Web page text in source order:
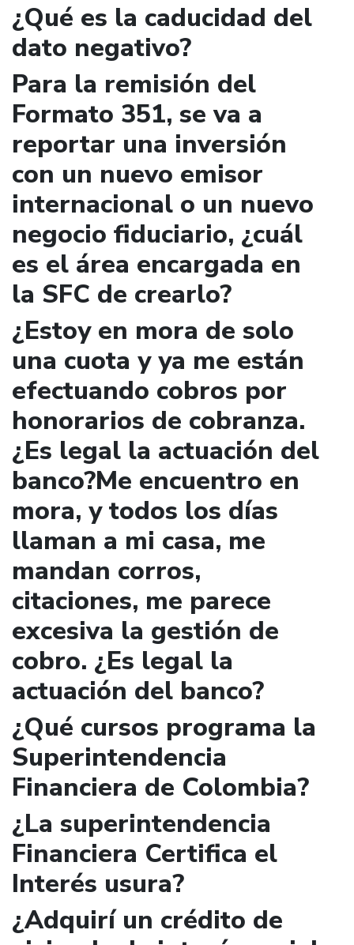
¿Qué es la caducidad del
dato negativo?
Para la remisión del
Formato 351, se va a
reportar una inversión
con un nuevo emisor
internacional o un nuevo
negocio fiduciario, ¿cuál
es el área encargada en
la SFC de crearlo?
¿Estoy en mora de solo
una cuota y ya me están
efectuando cobros por
honorarios de cobranza.
¿Es legal la actuación del
banco?Me encuentro en
mora, y todos los días
llaman a mi casa, me
mandan corros,
citaciones, me parece
excesiva la gestión de
cobro. ¿Es legal la
actuación del banco?
¿Qué cursos programa la
Superintendencia
Financiera de Colombia?
¿La superintendencia
Financiera Certifica el
Interés usura?
¿Adquirí un crédito de